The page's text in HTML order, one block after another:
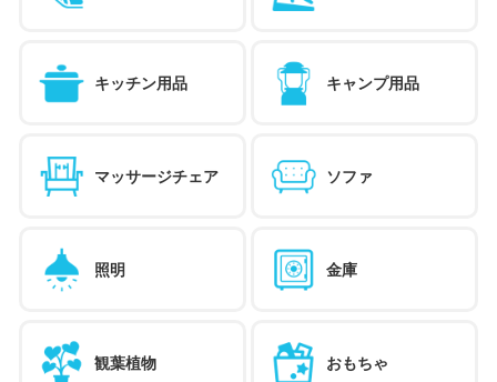
キッチン用品 キャンプ用品
マッサージチェア ソファ
照明 金庫
観葉植物 おもちゃ